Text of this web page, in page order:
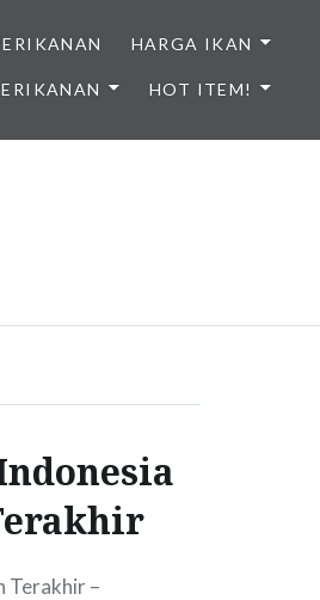
HARGA IKAN
HOT ITEM!
Terakhir –